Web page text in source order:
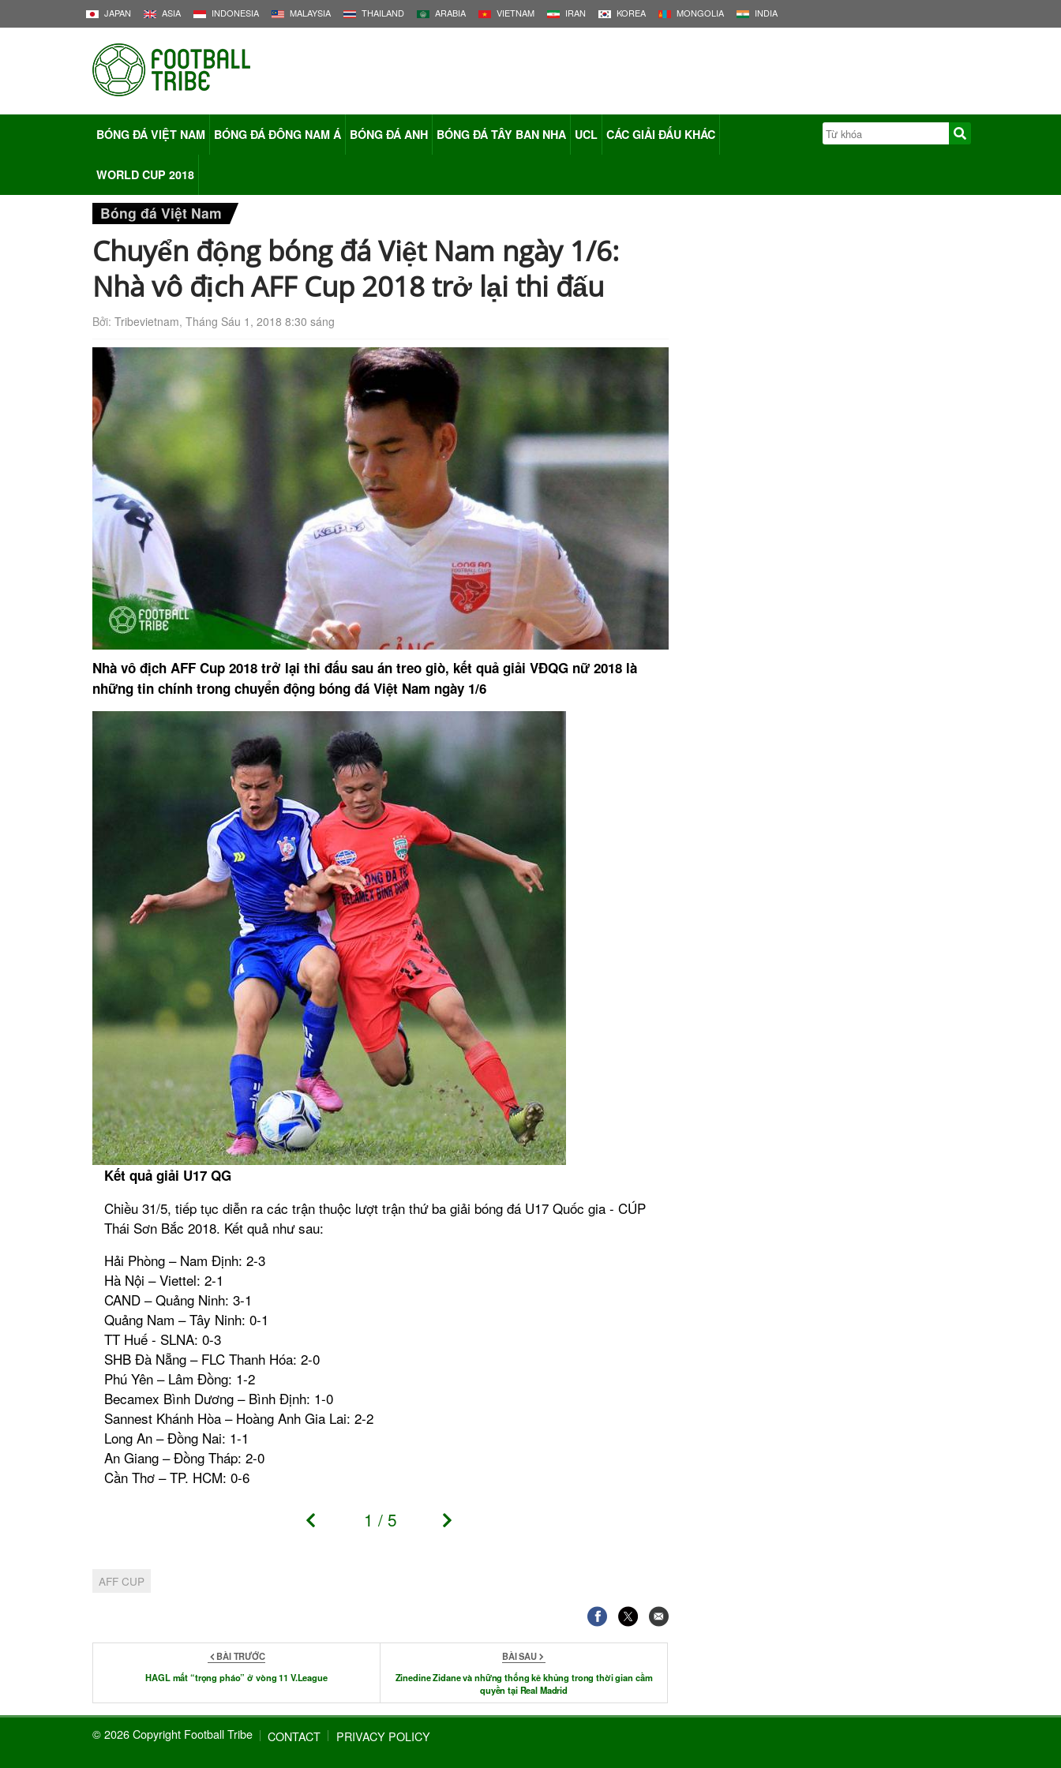
JAPAN ASIA INDONESIA MALAYSIA THAILAND ARABIA VIETNAM IRAN KOREA MONGOLIA INDIA
BÓNG ĐÁ VIỆT NAM BÓNG ĐÁ ĐÔNG NAM Á BÓNG ĐÁ ANH BÓNG ĐÁ TÂY BAN NHA UCL CÁC GIẢI ĐẤU KHÁC
WORLD CUP 2018
Bóng đá Việt Nam
Chuyển động bóng đá Việt Nam ngày 1/6:
Nhà vô địch AFF Cup 2018 trở lại thi đấu
Bởi: Tribevietnam, Tháng Sáu 1, 2018 8:30 sáng
Nhà vô địch AFF Cup 2018 trở lại thi đấu sau án treo giò, kết quả giải VĐQG nữ 2018 là
những tin chính trong chuyển động bóng đá Việt Nam ngày 1/6
Kết quả giải U17 QG
Chiều 31/5, tiếp tục diễn ra các trận thuộc lượt trận thứ ba giải bóng đá U17 Quốc gia - CÚP
Thái Sơn Bắc 2018. Kết quả như sau:
Hải Phòng – Nam Định: 2-3
Hà Nội – Viettel: 2-1
CAND – Quảng Ninh: 3-1
Quảng Nam – Tây Ninh: 0-1
TT Huế - SLNA: 0-3
SHB Đà Nẵng – FLC Thanh Hóa: 2-0
Phú Yên – Lâm Đồng: 1-2
Becamex Bình Dương – Bình Định: 1-0
Sannest Khánh Hòa – Hoàng Anh Gia Lai: 2-2
Long An – Đồng Nai: 1-1
An Giang – Đồng Tháp: 2-0
Cần Thơ – TP. HCM: 0-6
1 / 5
AFF CUP
BÀI TRƯỚC
HAGL mất “trọng pháo” ở vòng 11 V.League
BÀI SAU
Zinedine Zidane và những thống kê khủng trong thời gian cầm
quyền tại Real Madrid
© 2026 Copyright Football Tribe CONTACT PRIVACY POLICY